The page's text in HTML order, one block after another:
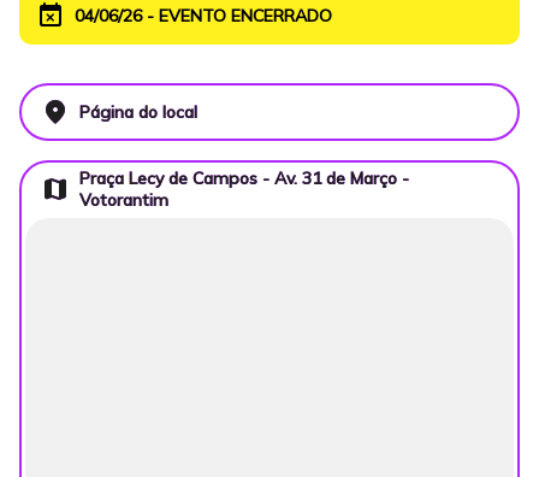
event_busy 04/06/26 - EVENTO ENCERRADO
place Página do local
map
Praça Lecy de Campos - Av. 31 de Março -
Votorantim